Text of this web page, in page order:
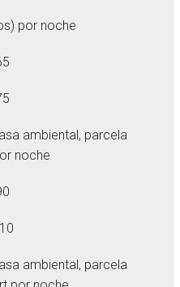
por noche
ambiental, parcela
noche
ambiental, parcela